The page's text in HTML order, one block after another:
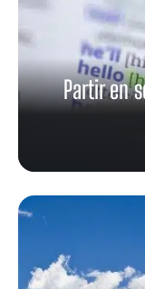
Partir en